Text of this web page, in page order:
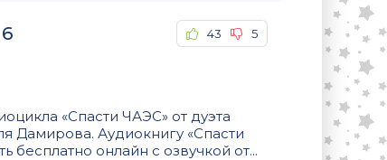
43 5
«Спасти ЧАЭС» от дуэта
Дамирова. Аудиокнигу «Спасти
бесплатно онлайн с озвучкой от...